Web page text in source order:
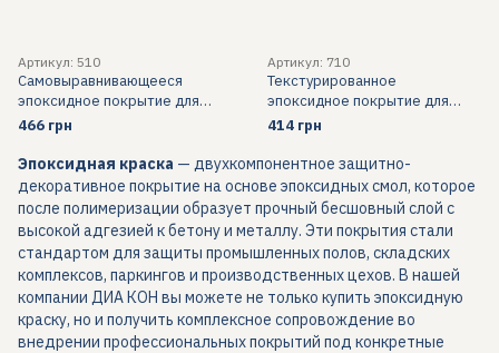
Артикул: 510
Самовыравнивающееся
эпоксидное покрытие для
промышленных полов
466 грн
Артикул: 710
Текстурированное
эпоксидное покрытие для
противоскользящих полов
414 грн
Эпоксидная краска — двухкомпонентное защитно-
декоративное покрытие на основе эпоксидных смол, которое
после полимеризации образует прочный бесшовный слой с
высокой адгезией к бетону и металлу. Эти покрытия стали
стандартом для защиты промышленных полов, складских
комплексов, паркингов и производственных цехов. В нашей
компании ДИА КОН вы можете не только купить эпоксидную
краску, но и получить комплексное сопровождение во
внедрении профессиональных покрытий под конкретные